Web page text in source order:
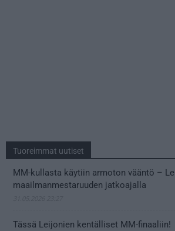
Tuoreimmat uutiset
MM-kullasta käytiin armoton vääntö –
maailmanmestaruuden jatkoajalla
Tässä Leijonien kentälliset MM-finaaliin!